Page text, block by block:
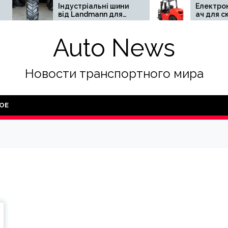
Індустріальні шини
від Landmann для
безпечної та
важковагової
спецтехніки
ач для складу:
переваги та
Auto News
Новости транспортного мира